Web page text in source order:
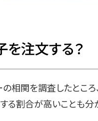
注文する？
相関を調査したところ
る割合が高いことも分